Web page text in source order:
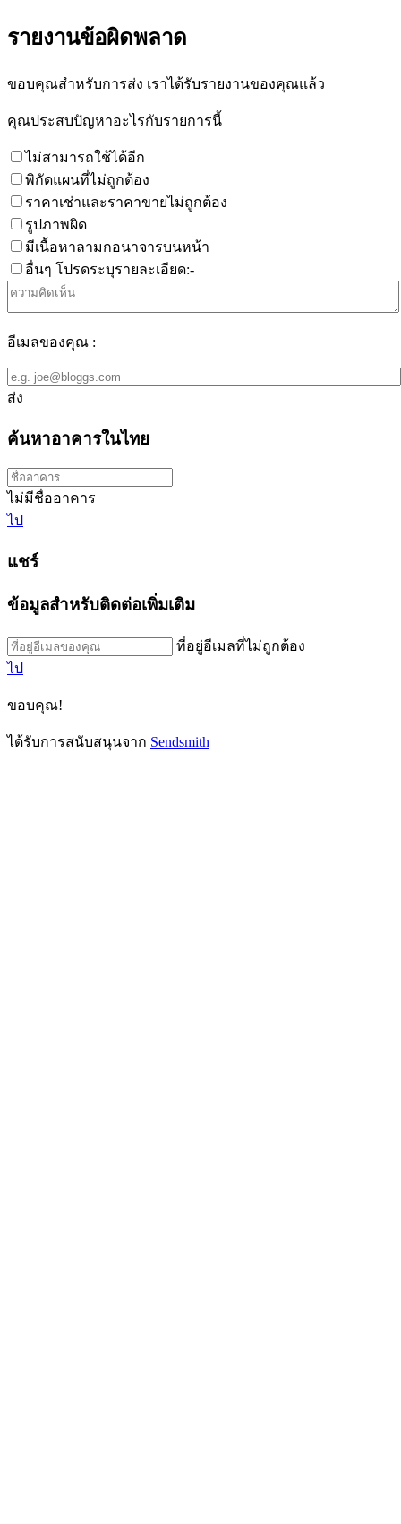
รายงานข้อผิดพลาด
ขอบคุณสำหรับการส่ง เราได้รับรายงานของคุณแล้ว
คุณประสบปัญหาอะไรกับรายการนี้
ไม่สามารถใช้ได้อีก
พิกัดแผนที่ไม่ถูกต้อง
ราคาเช่าและราคาขายไม่ถูกต้อง
รูปภาพผิด
มีเนื้อหาลามกอนาจารบนหน้า
อื่นๆ โปรดระบุรายละเอียด:-
อีเมลของคุณ :
ส่ง
ค้นหาอาคารในไทย
ไม่มีชื่ออาคาร
ไป
แชร์
ข้อมูลสำหรับติดต่อเพิ่มเติม
ที่อยู่อีเมลที่ไม่ถูกต้อง
ไป
ขอบคุณ!
ได้รับการสนับสนุนจาก Sendsmith